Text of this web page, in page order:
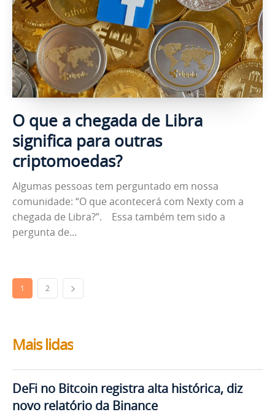
O que a chegada de Libra
significa para outras
criptomoedas?
Algumas pessoas tem perguntado em nossa
comunidade: “O que acontecerá com Nexty com a
chegada de Libra?”. Essa também tem sido a
pergunta de...
1 2
Mais lidas
DeFi no Bitcoin registra alta histórica, diz
novo relatório da Binance